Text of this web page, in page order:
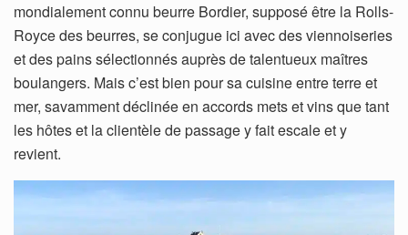
mondialement connu beurre Bordier, supposé être la Rolls-
Royce des beurres, se conjugue ici avec des viennoiseries
et des pains sélectionnés auprès de talentueux maîtres
boulangers. Mais c’est bien pour sa cuisine entre terre et
mer, savamment déclinée en accords mets et vins que tant
les hôtes et la clientèle de passage y fait escale et y
revient.